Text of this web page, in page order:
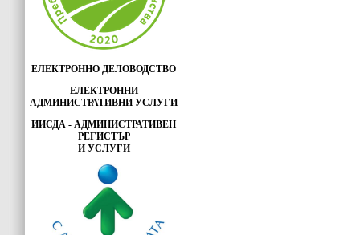
ЕЛЕКТРОННО ДЕЛОВОДСТВО
ЕЛЕКТРОННИ
АДМИНИСТРАТИВНИ УСЛУГИ
ИИСДА - АДМИНИСТРАТИВЕН
РЕГИСТЪР
И УСЛУГИ